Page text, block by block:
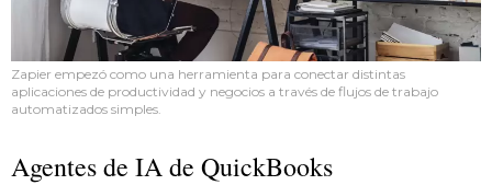
Zapier empezó como una herramienta para conectar distintas
aplicaciones de productividad y negocios a través de flujos de trabajo
automatizados simples.
Agentes de IA de QuickBooks